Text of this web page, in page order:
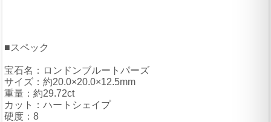
■スペック
宝石名：ロンドンブルートパーズ
サイズ：約20.0×20.0×12.5mm
重量：約29.72ct
カット：ハートシェイプ
硬度：8